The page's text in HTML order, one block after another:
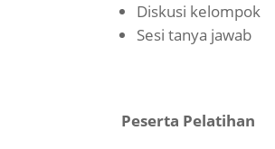
Diskusi kelompok
Sesi tanya jawab
Peserta Pelatihan